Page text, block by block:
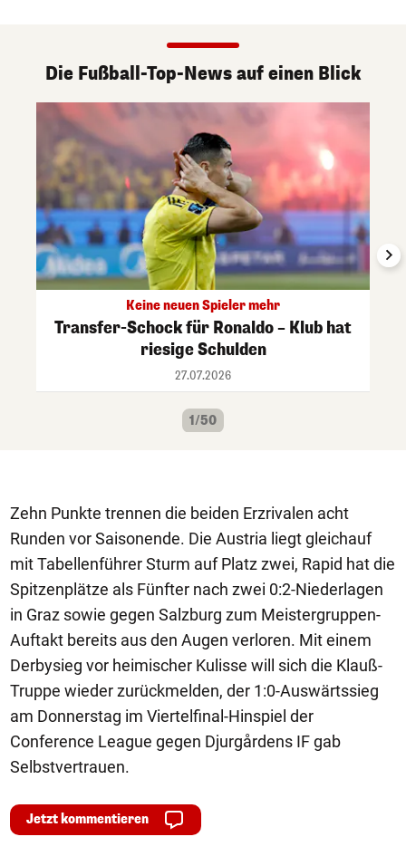
Die Fußball-Top-News auf einen Blick
Keine neuen Spieler mehr
Transfer-Schock für Ronaldo – Klub hat
riesige Schulden
27.07.2026
1/50
Zehn Punkte trennen die beiden Erzrivalen acht
Runden vor Saisonende. Die Austria liegt gleichauf
mit Tabellenführer Sturm auf Platz zwei, Rapid hat die
Spitzenplätze als Fünfter nach zwei 0:2-Niederlagen
in Graz sowie gegen Salzburg zum Meistergruppen-
Auftakt bereits aus den Augen verloren. Mit einem
Derbysieg vor heimischer Kulisse will sich die Klauß-
Truppe wieder zurückmelden, der 1:0-Auswärtssieg
am Donnerstag im Viertelfinal-Hinspiel der
Conference League gegen Djurgårdens IF gab
Selbstvertrauen.
Jetzt kommentieren